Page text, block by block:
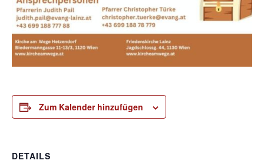
Zum Kalender hinzufügen
DETAILS